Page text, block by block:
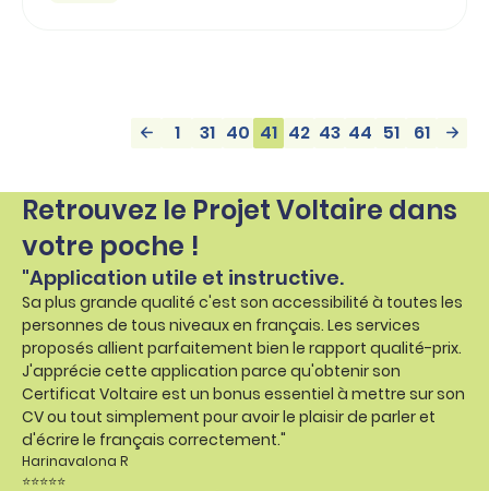
1 31 40 41 42 43 44 51 61
Retrouvez le Projet Voltaire dans
votre poche !
"Application utile et instructive.
Sa plus grande qualité c'est son accessibilité à toutes les
personnes de tous niveaux en français. Les services
proposés allient parfaitement bien le rapport qualité-prix.
J'apprécie cette application parce qu'obtenir son
Certificat Voltaire est un bonus essentiel à mettre sur son
CV ou tout simplement pour avoir le plaisir de parler et
d'écrire le français correctement."
Harinavalona R
⭐⭐⭐⭐⭐